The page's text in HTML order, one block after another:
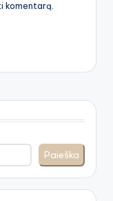
komentarą.
Paieška